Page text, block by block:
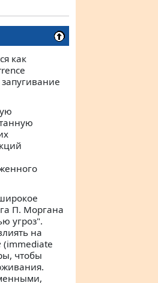
как
П. Моргана
угроз".
на
(immediate
чтобы